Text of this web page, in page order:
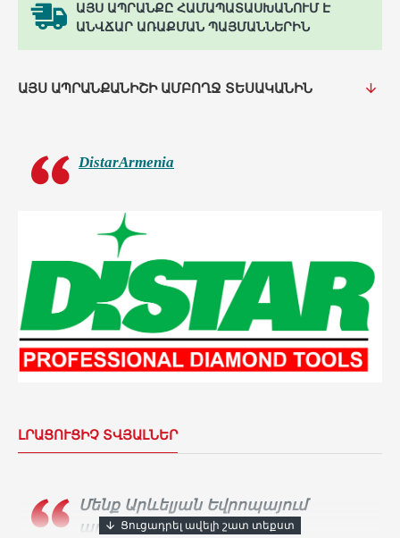
ԱՅՍ ԱՊՐԱՆՔԸ ՀԱՄԱՊԱՏԱՍԽԱՆՈՒՄ Է
ԱՆՎՃԱՐ ԱՌԱՔՄԱՆ ՊԱՅՄԱՆՆԵՐԻՆ
ԱՅՍ ԱՊՐԱՆՔԱՆԻՇԻ ԱՄԲՈՂՋ ՏԵՍԱԿԱՆԻՆ
DistarArmenia
ԼՐԱՑՈՒՑԻՉ ՏՎՅԱԼՆԵՐ
Մենք Արևելյան Եվրոպայում
ադամանդե գործիքների